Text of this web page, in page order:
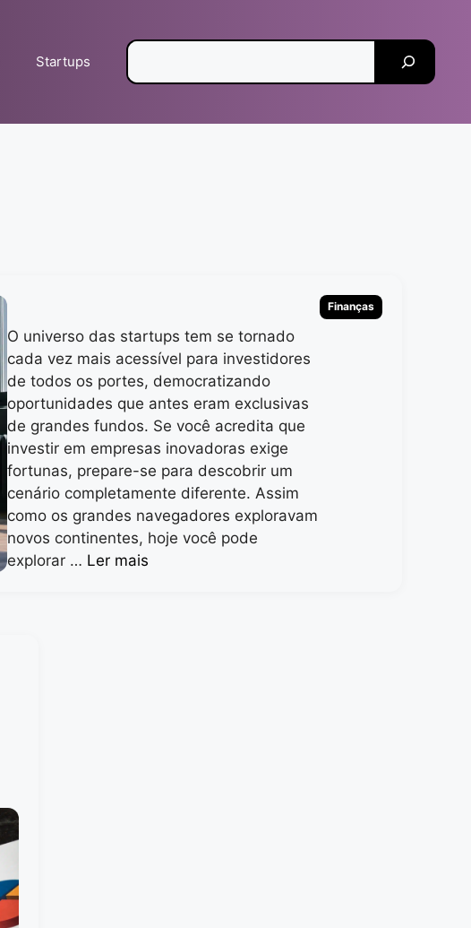
Startups
O universo das startups tem se tornado
cada vez mais acessível para investidores
de todos os portes, democratizando
oportunidades que antes eram exclusivas
de grandes fundos. Se você acredita que
investir em empresas inovadoras exige
fortunas, prepare-se para descobrir um
cenário completamente diferente. Assim
como os grandes navegadores exploravam
novos continentes, hoje você pode
explorar … Ler mais
Categorias
Finanças